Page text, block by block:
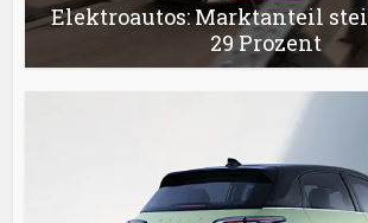
Elektroautos: Marktanteil
29 Prozent